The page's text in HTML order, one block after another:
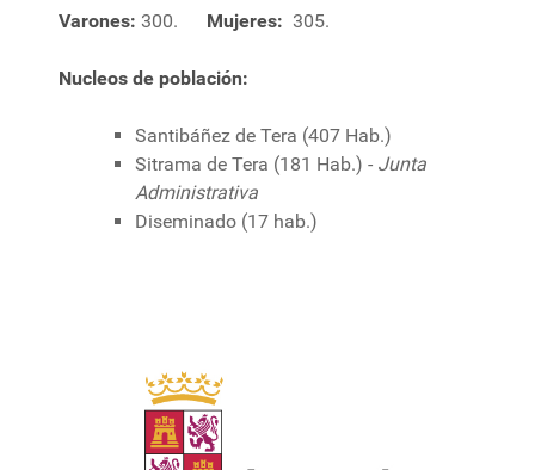
Varones: 300. Mujeres: 305.
Nucleos de población:
Santibáñez de Tera (407 Hab.)
Sitrama de Tera (181 Hab.) - Junta
Administrativa
Diseminado (17 hab.)